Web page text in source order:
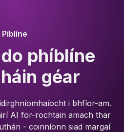
Píblíne
phíblíne
géar
i bhfíor-am.
AI for-rochtain amach thar
- coinníonn siad margaí